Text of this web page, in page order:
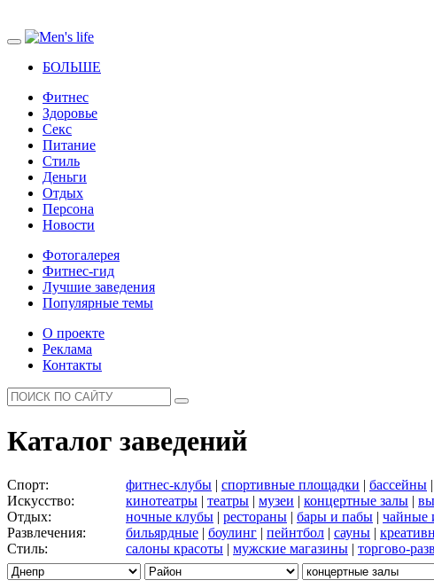
БОЛЬШЕ
Фитнес
Здоровье
Секс
Питание
Стиль
Деньги
Отдых
Персона
Новости
Фотогалерея
Фитнес-гид
Лучшие заведения
Популярные темы
О проекте
Реклама
Контакты
Каталог заведений
Спорт: фитнес-клубы | спортивные площадки | бассейны |
Искусство:
кинотеатры | театры | музеи | концертные залы |
Отдых:
ночные клубы | рестораны | бары и пабы | чайные
Развлечения:
бильярдные | боулинг | пейнтбол | сауны |
Стиль:
салоны красоты | мужские магазины | торгово-